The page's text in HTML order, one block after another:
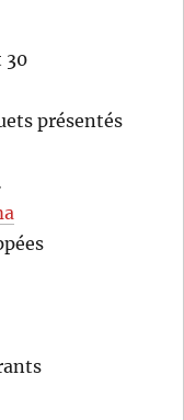
30
présentés